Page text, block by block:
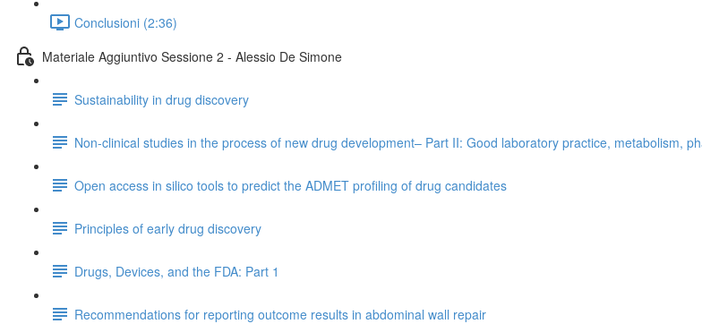
Conclusioni (2:36)
Materiale Aggiuntivo Sessione 2 - Alessio De Simone
Sustainability in drug discovery
Non-clinical studies in the process of new drug development– Part II: Good laboratory practice, metabolism,
Open access in silico tools to predict the ADMET profiling of drug candidates
Principles of early drug discovery
Drugs, Devices, and the FDA: Part 1
Recommendations for reporting outcome results in abdominal wall repair